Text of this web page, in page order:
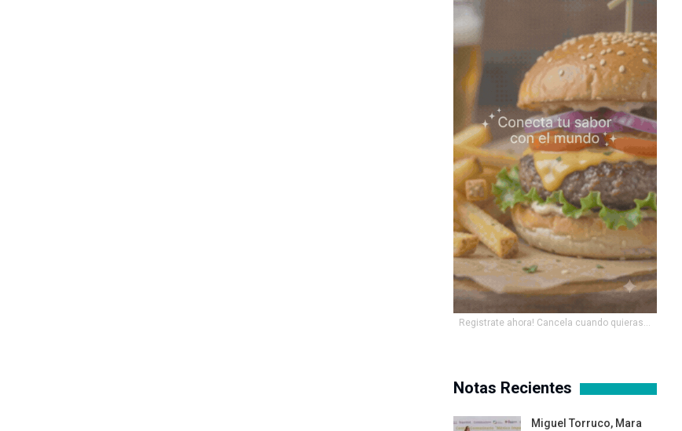
Registrate ahora! Cancela cuando quieras...
Notas Recientes
Miguel Torruco, Mara